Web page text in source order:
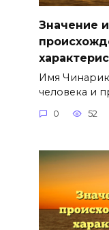
Значение
Имя
человека и
0 52